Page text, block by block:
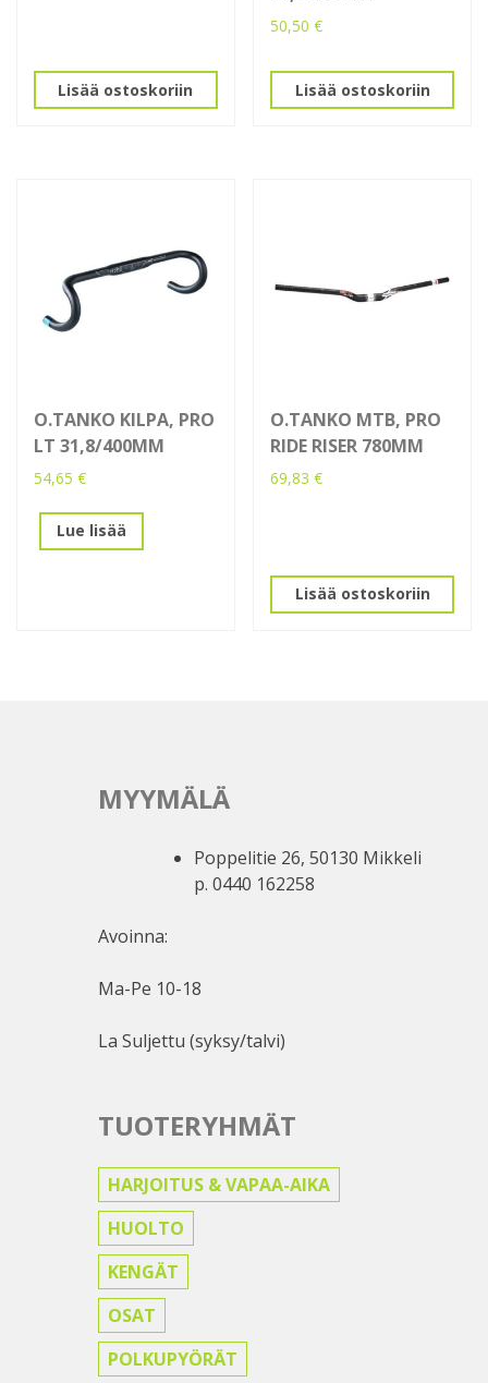
Lisää ostoskoriin
50,50€
Lisää ostoskoriin
O.TANKO KILPA, PRO
LT 31,8/400MM
54,65 €
Lue lisää
O.TANKO MTB, PRO
RIDE RISER 780MM
69,83€
Lisää ostoskoriin
MYYMÄLÄ
Poppelitie 26, 50130 Mikkeli
p. 0440 162258
Avoinna:
Ma-Pe 10-18
La Suljettu (syksy/talvi)
TUOTERYHMÄT
HARJOITUS & VAPAA-AIKA
HUOLTO
KENGÄT
OSAT
POLKUPYÖRÄT